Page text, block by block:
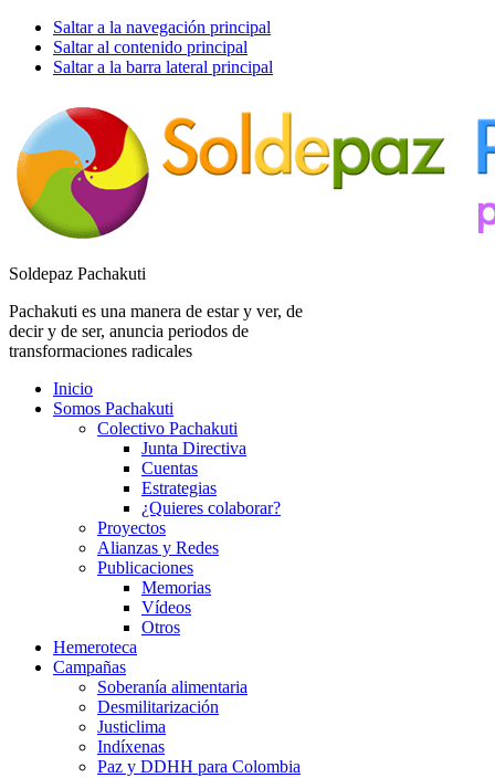
Saltar a la navegación principal
Saltar al contenido principal
Saltar a la barra lateral principal
Soldepaz Pachakuti
Pachakuti es una manera de estar y ver, de
decir y de ser, anuncia periodos de
transformaciones radicales
Inicio
Somos Pachakuti
Colectivo Pachakuti
Junta Directiva
Cuentas
Estrategias
¿Quieres colaborar?
Proyectos
Alianzas y Redes
Publicaciones
Memorias
Vídeos
Otros
Hemeroteca
Campañas
Soberanía alimentaria
Desmilitarización
Justiclima
Indíxenas
Paz y DDHH para Colombia